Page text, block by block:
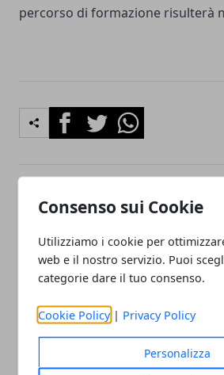
Consenso sui Cookie
Utilizziamo i cookie per
web e il nostro servizio. Puoi
categorie dare il tuo consenso.
Cookie Policy | Privacy Policy
Personalizza
percorso di formazione risulterà
FacebookTwitterWhatsapp
Articolo Precedente
sgravi fiscali: scopriamo
quali sono